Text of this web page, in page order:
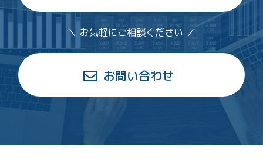
＼ お気軽にご相談ください ／
お問い合わせ